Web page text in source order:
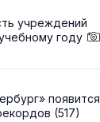
учреждений
году
появится
(517)